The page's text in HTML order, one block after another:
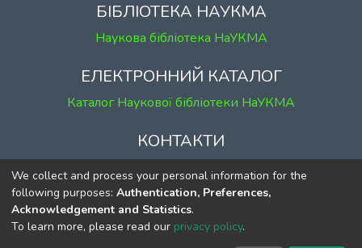
БІБЛІОТЕКА НАУКМА
Наукова бібліотека НаУКМА
ЕЛЕКТРОННИЙ КАТАЛОГ
Каталог Наукової бібліотеки НаУКМА
КОНТАКТИ
м. Київ, вул. Григорія Сковороди, 2
к. 1, к. 120
тел. (044) 463-69-31
ekmair@ukma.edu.ua
We collect and process your personal information for the
following purposes: Authentication, Preferences,
Acknowledgement and Statistics.
To learn more, please read our privacy policy.